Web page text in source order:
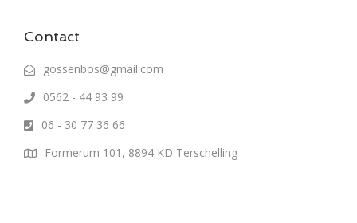
Contact
gossenbos@gmail.com
0562 - 44 93 99
06 - 30 77 36 66
Formerum 101, 8894 KD Terschelling